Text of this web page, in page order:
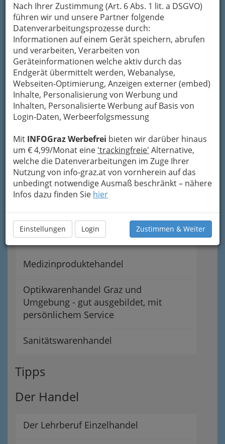
Nach Ihrer Zustimmung (Art. 6 Abs. 1 lit. a DSGVO)
führen wir und unsere Partner folgende
Datenverarbeitungsprozesse durch:
Informationen auf einem Gerät speichern, abrufen
und verarbeiten, Verarbeiten von
Geräteinformationen welche aktiv durch das
Endgerät übermittelt werden, Webanalyse,
Webseiten-Optimierung, Anzeigen externer (embed)
Inhalte, Personalisierung von Werbung und
Inhalten, Personalisierte Werbung auf Basis von
Login-Daten, Werbeerfolgsmessung
Mit INFOGraz Werbefrei bieten wir darüber hinaus
um € 4,99/Monat eine 'trackingfreie' Alternative,
welche die Datenverarbeitungen im Zuge Ihrer
Nutzung von info-graz.at von vornherein auf das
unbedingt notwendige Ausmaß beschränkt – nähere
Infos dazu finden Sie hier
Einstellungen Login Zustimmen & Weiter
Navigation
Dentalwarenhandel
Elektro-med. Apparate bzw. Geräte
Fotohandel - Kameras
Hörgerätehandel
Medizinproduktehandel
Optikwarenhandel Graz und
Umgebung - gut ausgebildet, mit
persönlichem Service
Sanitätswarenhandel
Tipps
Der Handel
Der Lehrberuf Einzelhandel